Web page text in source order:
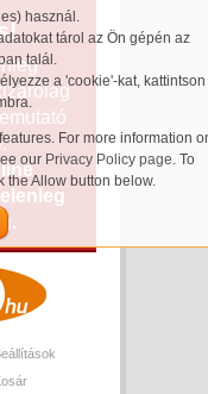
használ.
tárol az Ön gépén az
talál.
a 'cookie'-kat, kattintson
For more information
our Privacy Policy page. To
the Allow button below.